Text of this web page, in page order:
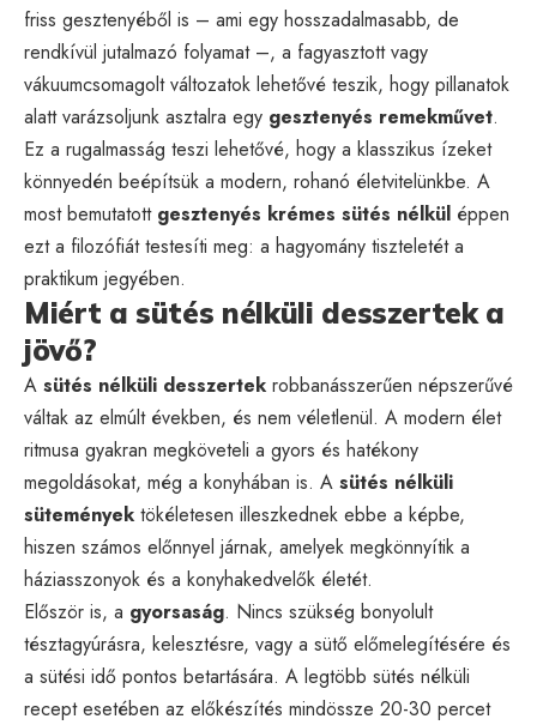
friss gesztenyéből is – ami egy hosszadalmasabb, de
rendkívül jutalmazó folyamat –, a fagyasztott vagy
vákuumcsomagolt változatok lehetővé teszik, hogy pillanatok
alatt varázsoljunk asztalra egy gesztenyés remekművet.
Ez a rugalmasság teszi lehetővé, hogy a klasszikus ízeket
könnyedén beépítsük a modern, rohanó életvitelünkbe. A
most bemutatott gesztenyés krémes sütés nélkül éppen
ezt a filozófiát testesíti meg: a hagyomány tiszteletét a
praktikum jegyében.
Miért a sütés nélküli desszertek a
jövő?
A sütés nélküli desszertek robbanásszerűen népszerűvé
váltak az elmúlt években, és nem véletlenül. A modern élet
ritmusa gyakran megköveteli a gyors és hatékony
megoldásokat, még a konyhában is. A sütés nélküli
sütemények tökéletesen illeszkednek ebbe a képbe,
hiszen számos előnnyel járnak, amelyek megkönnyítik a
háziasszonyok és a konyhakedvelők életét.
Először is, a gyorsaság. Nincs szükség bonyolult
tésztagyúrásra, kelesztésre, vagy a sütő előmelegítésére és
a sütési idő pontos betartására. A legtöbb sütés nélküli
recept esetében az előkészítés mindössze 20-30 percet